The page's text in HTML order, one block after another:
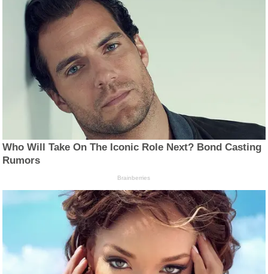
Who Will Take On The Iconic Role Next? Bond Casting
Rumors
Brainberries